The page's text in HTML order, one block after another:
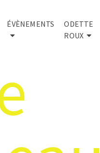
ÉVÈNEMENTS
ODETTE
ROUX